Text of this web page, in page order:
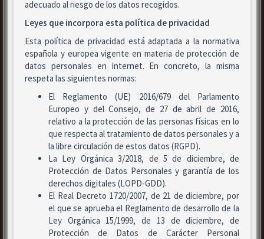
adecuado al riesgo de los datos recogidos.
Leyes que incorpora esta política de privacidad
Esta política de privacidad está adaptada a la normativa
española y europea vigente en materia de protección de
datos personales en internet. En concreto, la misma
respeta las siguientes normas:
El Reglamento (UE) 2016/679 del Parlamento
Europeo y del Consejo, de 27 de abril de 2016,
relativo a la protección de las personas físicas en lo
que respecta al tratamiento de datos personales y a
la libre circulación de estos datos (RGPD).
La Ley Orgánica 3/2018, de 5 de diciembre, de
Protección de Datos Personales y garantía de los
derechos digitales (LOPD-GDD).
El Real Decreto 1720/2007, de 21 de diciembre, por
el que se aprueba el Reglamento de desarrollo de la
Ley Orgánica 15/1999, de 13 de diciembre, de
Protección de Datos de Carácter Personal